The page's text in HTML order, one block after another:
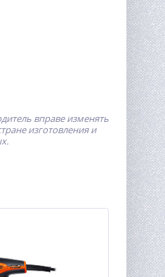
вправе изменять
изготовления и